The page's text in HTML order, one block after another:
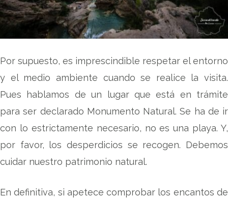
Por supuesto, es imprescindible respetar el entorno
y el medio ambiente cuando se realice la visita.
Pues hablamos de un lugar que está en trámite
para ser declarado Monumento Natural. Se ha de ir
con lo estrictamente necesario, no es una playa. Y,
por favor, los desperdicios se recogen. Debemos
cuidar nuestro patrimonio natural.
En definitiva, si apetece comprobar los encantos de